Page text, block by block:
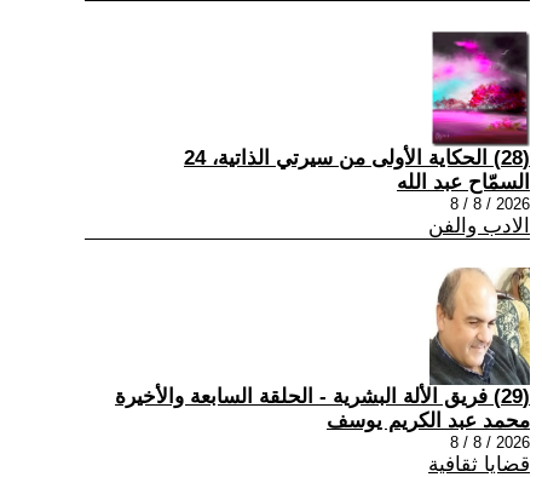
(28) الحكاية الأولى من سيرتي الذاتية، 24
السمّاح عبد الله
2026 / 8 / 8
الادب والفن
(29) فريق الألة البشرية - الحلقة السابعة والأخيرة
محمد عبد الكريم يوسف
2026 / 8 / 8
قضايا ثقافية